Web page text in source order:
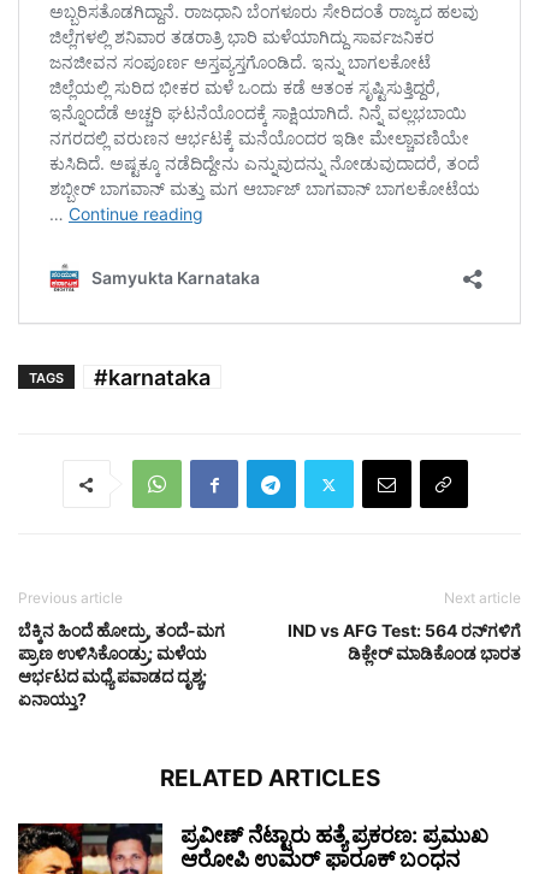
TAGS #karnataka
Previous article
ಬೆಕ್ಕಿನ ಹಿಂದೆ ಹೋದ್ರು, ತಂದೆ-ಮಗ
ಪ್ರಾಣ ಉಳಿಸಿಕೊಂಡ್ರು; ಮಳೆಯ
ಆರ್ಭಟದ ಮಧ್ಯೆ ಪವಾಡದ ದೃಶ್ಯ;
ಏನಾಯ್ತು?
Next article
IND vs AFG Test: 564 ರನ್‌ಗಳಿಗೆ
ಡಿಕ್ಲೇರ್‌ ಮಾಡಿಕೊಂಡ ಭಾರತ
RELATED ARTICLES
ಪ್ರವೀಣ್ ನೆಟ್ಟಾರು ಹತ್ಯೆ ಪ್ರಕರಣ: ಪ್ರಮುಖ
ಆರೋಪಿ ಉಮರ್ ಫಾರೂಕ್ ಬಂಧನ